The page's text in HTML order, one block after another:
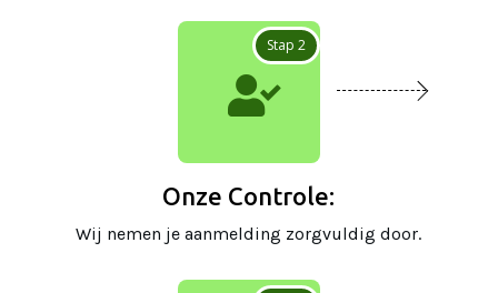
Stap 2

Onze Controle:
Wij nemen je aanmelding zorgvuldig door.